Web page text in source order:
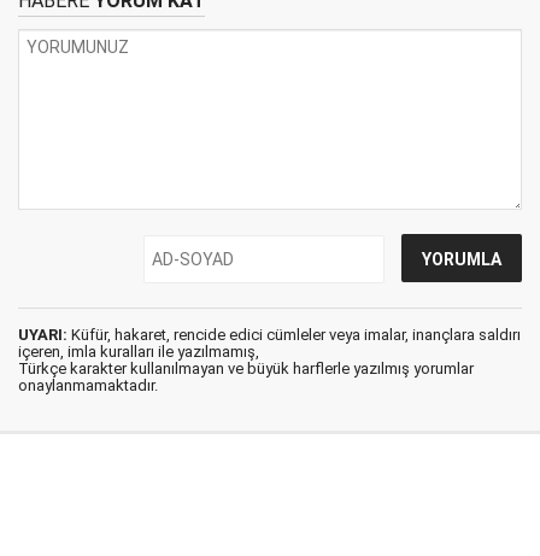
UYARI: Küfür, hakaret, rencide edici cümleler veya imalar, inançlara saldırı
içeren, imla kuralları ile yazılmamış,
Türkçe karakter kullanılmayan ve büyük harflerle yazılmış yorumlar
onaylanmamaktadır.